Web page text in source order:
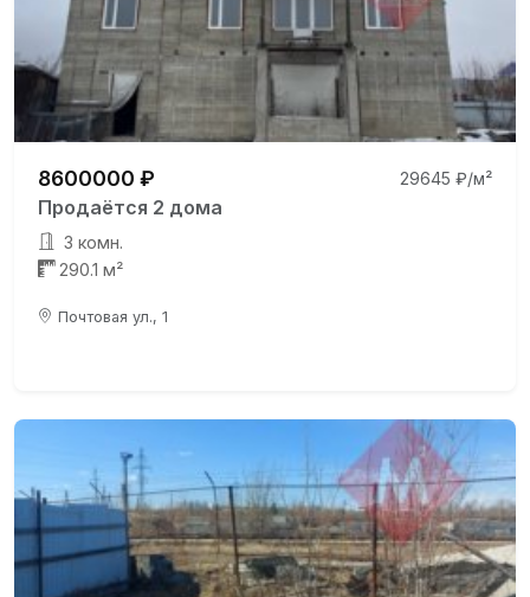
8600000 ₽ 29645 ₽/м²
Продаётся 2 дома
3 комн.
290.1 м²
Почтовая ул., 1